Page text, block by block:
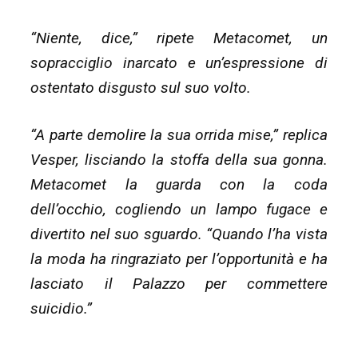
“Niente, dice,” ripete Metacomet, un
sopracciglio inarcato e un’espressione di
ostentato disgusto sul suo volto.
“A parte demolire la sua orrida mise,” replica
Vesper, lisciando la stoffa della sua gonna.
Metacomet la guarda con la coda
dell’occhio, cogliendo un lampo fugace e
divertito nel suo sguardo. “Quando l’ha vista
la moda ha ringraziato per l’opportunità e ha
lasciato il Palazzo per commettere
suicidio.”